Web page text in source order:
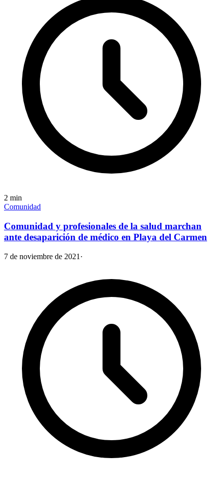
2 min
Comunidad
Comunidad y profesionales de la salud marchan
ante desaparición de médico en Playa del Carmen
7 de noviembre de 2021 ·